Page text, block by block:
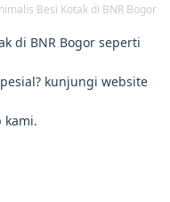
Besi Kotak di BNR Bogor
di BNR Bogor seperti
kunjungi website
kami.